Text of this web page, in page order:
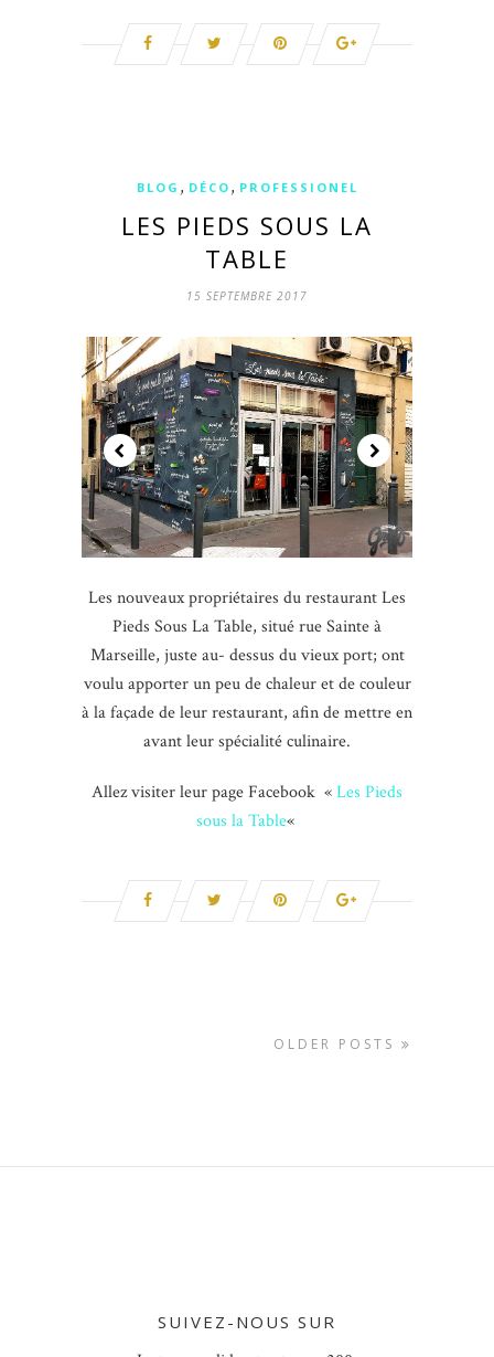
BLOG , DÉCO , PROFESSIONEL
LES PIEDS SOUS LA
TABLE
15 SEPTEMBRE 2017
Les nouveaux propriétaires du restaurant Les
Pieds Sous La Table, situé rue Sainte à
Marseille, juste au- dessus du vieux port; ont
voulu apporter un peu de chaleur et de couleur
à la façade de leur restaurant, afin de mettre en
avant leur spécialité culinaire.
Allez visiter leur page Facebook «Les Pieds
sous la Table«
OLDER POSTS
SUIVEZ-NOUS SUR